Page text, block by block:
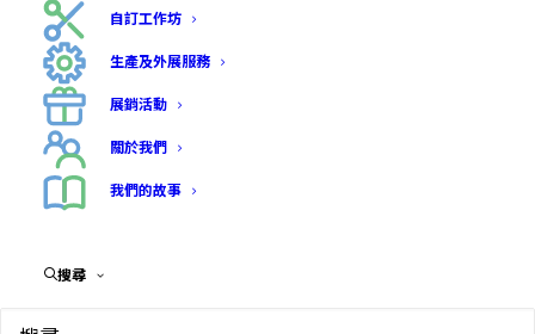
自訂工作坊
生產及外展服務
展銷活動
關於我們
我們的故事
搜尋
原創捲紙耳環
$68.00